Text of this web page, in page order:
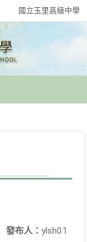
國立玉里高級中學
發布人： ylsh01